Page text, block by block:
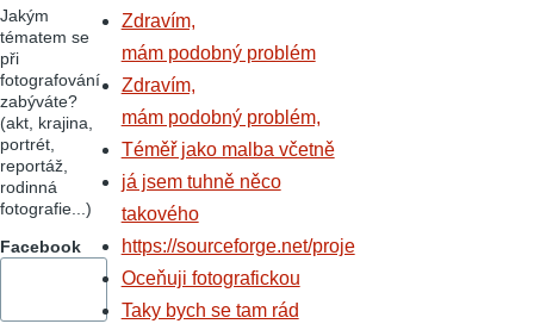
Jakým
tématem se
při
fotografování
zabýváte?
(akt, krajina,
portrét,
reportáž,
rodinná
fotografie...)
Facebook
Zdravím,
mám podobný problém
Zdravím,
mám podobný problém,
Téměř jako malba včetně
já jsem tuhně něco
takového
https://sourceforge.net/proje
Oceňuji fotografickou
Taky bych se tam rád